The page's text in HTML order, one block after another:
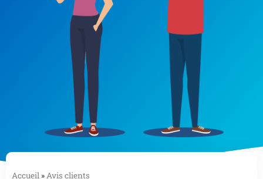
Accueil »Avis clients